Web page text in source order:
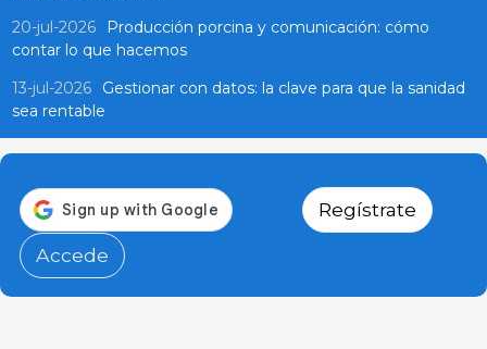
20-jul-2026
Producción porcina y comunicación: cómo
contar lo que hacemos
13-jul-2026
Gestionar con datos: la clave para que la sanidad
sea rentable
Regístrate
Accede